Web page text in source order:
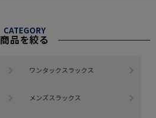
CATEGORY
商品を絞る
ワンタックスラックス
メンズスラックス